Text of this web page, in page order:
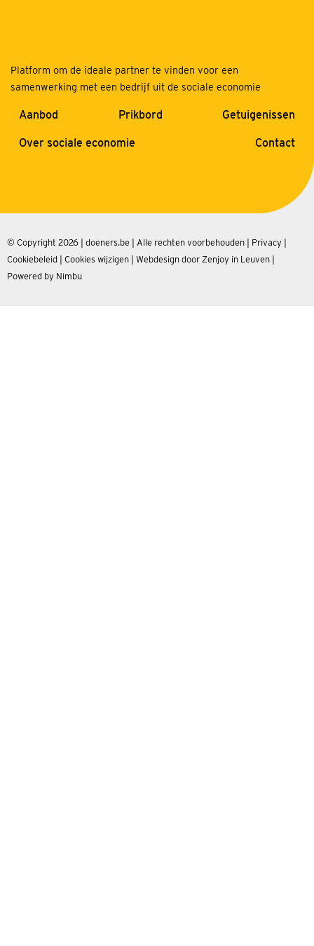
Platform om de ideale partner te vinden voor een
samenwerking met een bedrijf uit de sociale economie
Aanbod Prikbord Getuigenissen
Over sociale economie Contact
© Copyright 2026 | doeners.be | Alle rechten voorbehouden | Privacy
Cookiebeleid
Cookies wijzigen Webdesign door Zenjoy in Leuven
Powered by Nimbu